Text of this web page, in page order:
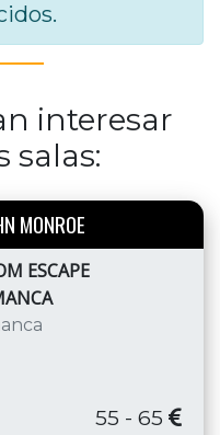
interesar
salas:
MONROE
ESCAPE
55 - 65